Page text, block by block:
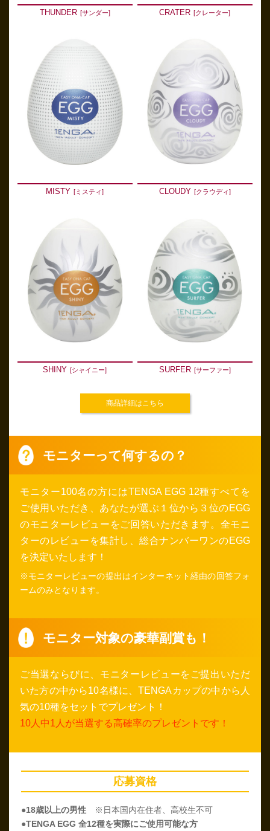
THUNDER [サンダー] CRATER [クレーター]
MISTY [ミスティ] CLOUDY [クラウディ]
SHINY [シャイニー] SURFER [サーファー]
商品詳細はこちら
モニターって何するの？
モニター100名の方にはTENGA EGG 12種すべてを
ご使用いただき、あなたが選ぶ１位から３位のEGG
のモニターレビューをご回答いただきます。全モニ
ターのレビューを集計し、総合ナンバーワンのEGG
を決定いたします！
※モニターレビューの提出はインターネット経由の回答フォ
ームのみとなります。
モニター対象の豪華副賞も！
ご当選ならびに、モニターレビューをご提出いただ
いた方の中から10名様に、TENGAカップの中から人
気の10種をセットでプレゼント！
10人中1人が当選する高確率のプレゼントです！
応募資格
●18歳以上の男性
※日本国内在住者、高校生不可
●TENGA EGG 全12種を実際にご使用可能な方